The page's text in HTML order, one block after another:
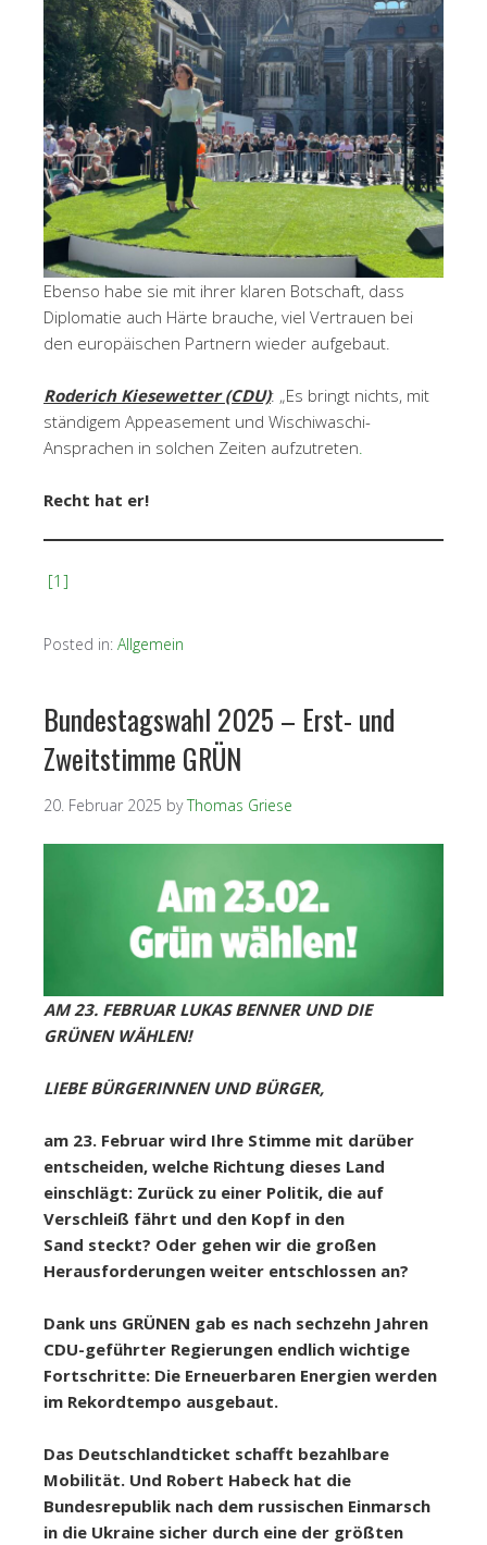
Ebenso habe sie mit ihrer klaren Botschaft, dass
Diplomatie auch Härte brauche, viel Vertrauen bei
den europäischen Partnern wieder aufgebaut.
Roderich Kiesewetter (CDU): „Es bringt nichts, mit
ständigem Appeasement und Wischiwaschi-
Ansprachen in solchen Zeiten aufzutreten.
Recht hat er!
[1]
Posted in: Allgemein
Bundestagswahl 2025 – Erst- und
Zweitstimme GRÜN
20. Februar 2025 byThomas Griese
AM 23. FEBRUAR LUKAS BENNER UND DIE
GRÜNEN WÄHLEN!
LIEBE BÜRGERINNEN UND BÜRGER,
am 23. Februar wird Ihre Stimme mit darüber
entscheiden, welche Richtung dieses Land
einschlägt: Zurück zu einer Politik, die auf
Verschleiß fährt und den Kopf in den
Sand steckt? Oder gehen wir die großen
Herausforderungen weiter entschlossen an?
Dank uns GRÜNEN gab es nach sechzehn Jahren
CDU-geführter Regierungen endlich wichtige
Fortschritte: Die Erneuerbaren Energien werden
im Rekordtempo ausgebaut.
Das Deutschlandticket schafft bezahlbare
Mobilität. Und Robert Habeck hat die
Bundesrepublik nach dem russischen Einmarsch
in die Ukraine sicher durch eine der größten